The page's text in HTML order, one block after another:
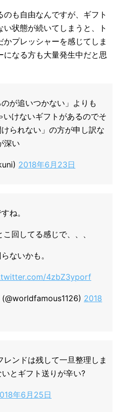
も自由なんですが、ギフト
状態が続いてしまうと、ト
プレッシャーを感じてしま
になる方も大量発生中だと思
が追いつかない」よりも
いけないギフトがあるのでそ
られない」の方が申し訳な
深い
2018年6月23日
ね。
回してる感じで、、、
ないかも。
4zbZ3yporf
2018
ンドは残して一旦整理しま
とギフト送りが辛い?
年6月25日